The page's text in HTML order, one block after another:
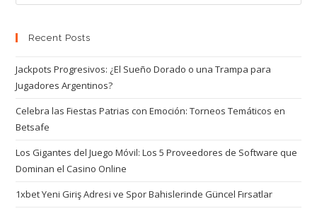
Recent Posts
Jackpots Progresivos: ¿El Sueño Dorado o una Trampa para
Jugadores Argentinos?
Celebra las Fiestas Patrias con Emoción: Torneos Temáticos en
Betsafe
Los Gigantes del Juego Móvil: Los 5 Proveedores de Software que
Dominan el Casino Online
1xbet Yeni Giriş Adresi ve Spor Bahislerinde Güncel Fırsatlar